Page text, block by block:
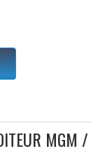
MGM /